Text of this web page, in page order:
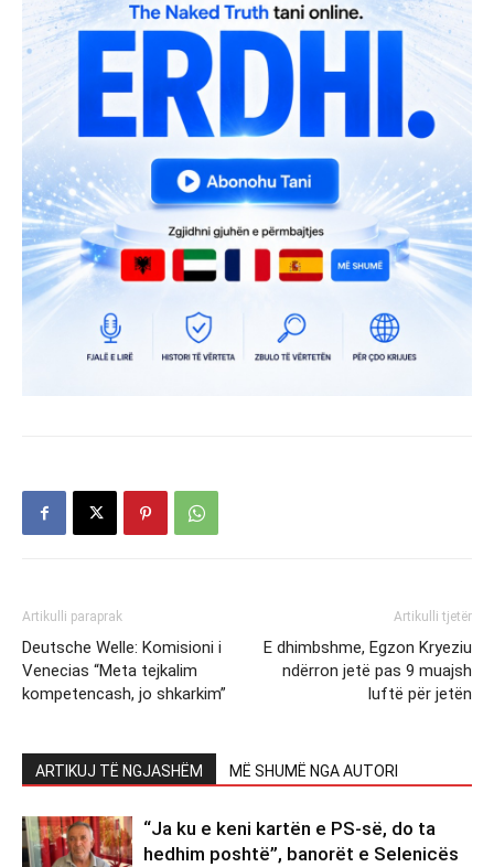
Artikulli paraprak
Deutsche Welle: Komisioni i
Venecias “Meta tejkalim
kompetencash, jo shkarkim”
Artikulli tjetër
E dhimbshme, Egzon Kryeziu
ndërron jetë pas 9 muajsh
luftë për jetën
ARTIKUJ TË NGJASHËM MË SHUMË NGA AUTORI
“Ja ku e keni kartën e PS-së, do ta
hedhim poshtë”, banorët e Selenicës